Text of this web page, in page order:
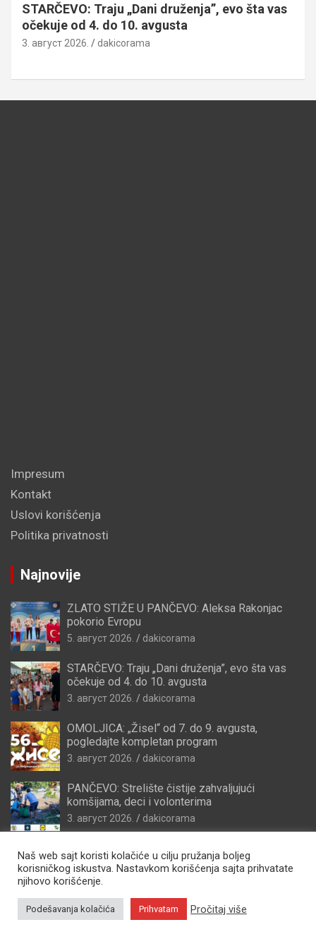
STARČEVO: Traju „Dani druženja”, evo šta vas
očekuje od 4. do 10. avgusta
3. август 2026. dakicorama
Impresum
Kontakt
Uslovi korišćenja
Politika privatnosti
Najnovije
ZLATO STIŽE U PANČEVO: Aleksa Rakonjac
pokorio Evropu
5. август 2026. dakicorama
STARČEVO: Traju „Dani druženja”, evo šta vas
očekuje od 4. do 10. avgusta
3. август 2026. dakicorama
OMOLJICA: „Žisel“ od 7. do 9. avgusta,
pogledajte kompletan program
3. август 2026. dakicorama
PANČEVO: Strelište čistije zahvaljujući
komšijama, deci i volonterima
3. август 2026. dakicorama
Copyright © 2026Zdravo Pančevo
Naš web sajt koristi kolačiće u cilju pružanja boljeg
korisničkog iskustva. Nastavkom korišćenja sajta prihvatate
njihovo korišćenje.
Podešavanja kolačića Prihvatam Pročitaj više